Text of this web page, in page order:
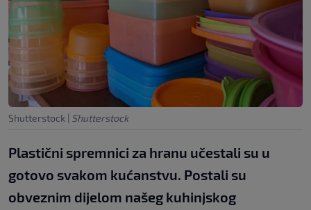
Shutterstock | Shutterstock
Plastični spremnici za hranu učestali su u
gotovo svakom kućanstvu. Postali su
obveznim dijelom našeg kuhinjskog